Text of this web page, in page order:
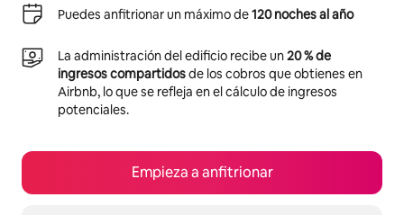
Puedes anfitrionar un máximo de120 noches al año
La administración del edificio recibe un20 % de
ingresos compartidosde los cobros que obtienes en
Airbnb, lo que se refleja en el cálculo de ingresos
potenciales.
Empieza a anfitrionar